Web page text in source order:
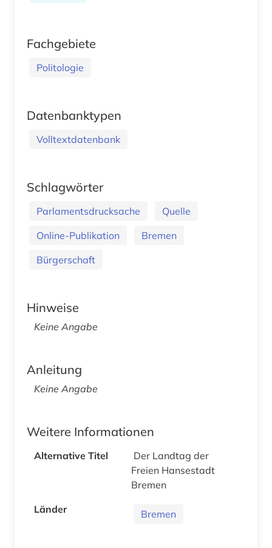
Fachgebiete
Politologie
Datenbanktypen
Volltextdatenbank
Schlagwörter
Parlamentsdrucksache
Quelle
Online-Publikation
Bremen
Bürgerschaft
Hinweise
Keine Angabe
Anleitung
Keine Angabe
Weitere Informationen
Alternative Titel
Der Landtag der
Freien Hansestadt
Bremen
Länder
Bremen